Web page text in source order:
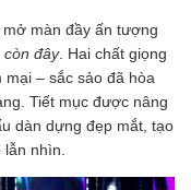
màn đầy ấn tượng
còn đây. Hai chất giọng
– sắc sảo đã hòa
Tiết mục được nâng
dàn dựng đẹp mắt, tạo
lẫn nhìn.